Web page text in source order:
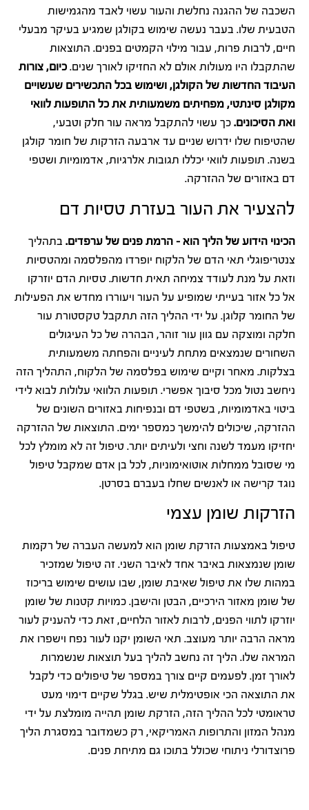
השכבה של ההגנה נחלשת והעור עשוי לאבד מהגמישות
הטבעית שלו. בעבר נעשה שימוש בקולגן שמגיע בעיקר מבעלי
חיים, לרבות פרות, עבור מילוי הקמטים בפנים. התוצאות
שהתקבלו היו מעולות אולם לא החזיקו לאורך שנים. כיום, צורות
העיבוד החדשות של הקולגן, ושימוש בכל התכשירים שעשויים
מקולגן סינתטי, מפחיתים משמעותית את כל התופעות לוואי
ואת הסיכונים. כך עשוי להתקבל מראה עור חלק וטבעי,
שהטיפוח שלו ידרוש שניים עד ארבעה הזרקות של חומר קולגן
בשנה. תופעות לוואי יכללו תגובות אלרגיות, אדמומיות ושטפי
דם באזורים של ההזרקה.
להצעיר את העור בעזרת טסיות דם
הכינוי הידוע של הליך הוא – הרמת פנים של ערפדים. בתהליך
צנטריפוגלי תאי הדם של הלקוח יופרדו מהפלסמה ומהטסיות
וזאת על מנת לעודד צמיחה תאית חדשות. טסיות הדם יוזרקו
אל כל אזור בעייתי שמופיע על העור ויעוררו מחדש את הפעילות
של החומר קלוגן. על ידי ההליך הזה תתקבל טקסטורת עור
חלקה ומוצקה עם גוון עור זוהר, הבהרה של כל העיגולים
השחורים שנמצאים מתחת לעיניים והפחתה משמעותית
בצלקות. מאחר וקיים שימוש בפלסמה של הלקוח, התהליך הזה
ניחשב נטול מכל סיבוך אפשרי. תופעות הלוואי עלולות לבוא לידי
ביטוי באדמומיות, בשטפי דם ובנפיחות באזורים השונים של
ההזרקה, שיכולים להימשך כמספר ימים. התוצאות של ההזרקה
יחזיקו מעמד לשנה וחצי ולעיתים יותר. טיפול זה לא מומלץ לכל
מי שסובל ממחלות אוטואימוניות, לכל בן אדם שמקבל טיפול
נוגד קרישה או לאנשים שחלו בעברם בסרטן.
הזרקות שומן עצמי
טיפול באמצעות הזרקת שומן הוא למעשה העברה של רקמות
שומן שנמצאות באיבר אחד לאיבר השני. זה טיפול שמזכיר
במהות שלו את טיפול שאיבת שומן, שבו עושים שימוש בריכוז
של שומן מאזור הירכיים, הבטן והישבן. כמויות קטנות של שומן
יוזרקו לתווי הפנים, לרבות לאזור הלחיים, זאת כדי להעניק לעור
מראה הרבה יותר מעוצב. תאי השומן יקנו לעור נפח וישפרו את
המראה שלו. הליך זה נחשב להליך בעל תוצאות שנשמרות
לאורך זמן. לפעמים קיים צורך במספר של טיפולים כדי לקבל
את התוצאה הכי אופטימלית שיש. בגלל שקיים דימוי מעט
טראומטי לכל ההליך הזה, הזרקת שומן תהייה מומלצת על ידי
מנהל המזון והתרופות האמריקאי, רק כשמדובר במסגרת הליך
פרוצדורלי ניתוחי שכולל בתוכו גם מתיחת פנים.